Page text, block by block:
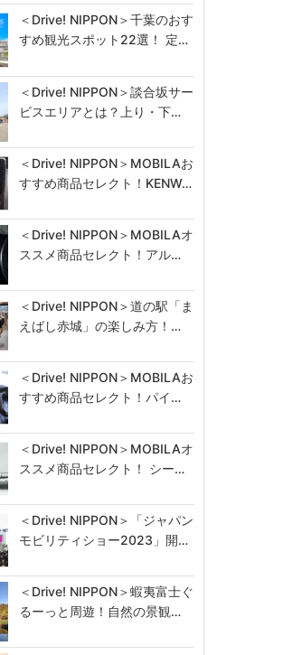
＜Drive! NIPPON＞千葉のおす
すめ観光スポット22選！ 定…
＜Drive! NIPPON＞談合坂サー
ビスエリアとは？上り・下…
＜Drive! NIPPON＞MOBILAお
すすめ商品セレクト！KENW…
＜Drive! NIPPON＞MOBILAオ
ススメ商品セレクト！アル…
＜Drive! NIPPON＞道の駅「ま
えばし赤城」の楽しみ方！…
＜Drive! NIPPON＞MOBILAお
すすめ商品セレクト！パイ…
＜Drive! NIPPON＞MOBILAオ
ススメ商品セレクト！ シー…
＜Drive! NIPPON＞「ジャパン
モビリティショー2023」開…
＜Drive! NIPPON＞蝦夷富士ぐ
るーっと周遊！自然の景観…